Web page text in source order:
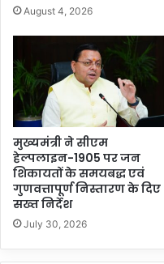
August 4, 2026
मुख्यमंत्री ने सीएम
हेल्पलाइन-1905 पर जन
शिकायतों के समयबद्ध एवं
गुणवत्तापूर्ण निस्तारण के दिए
सख्त निर्देश
July 30, 2026